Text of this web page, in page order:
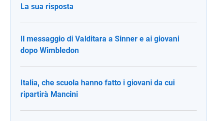
La sua risposta
Il messaggio di Valditara a Sinner e ai giovani
dopo Wimbledon
Italia, che scuola hanno fatto i giovani da cui
ripartirà Mancini